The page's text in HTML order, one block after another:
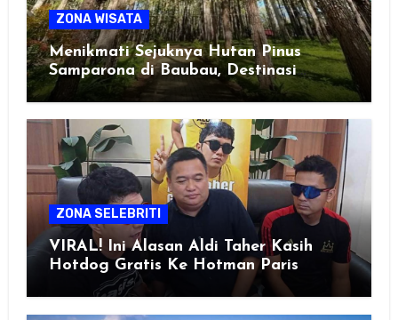
ZONA WISATA
Menikmati Sejuknya Hutan Pinus
Samparona di Baubau, Destinasi
Healing Favorit!
ZONA SELEBRITI
VIRAL! Ini Alasan Aldi Taher Kasih
Hotdog Gratis Ke Hotman Paris